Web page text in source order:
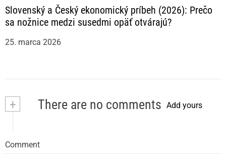
Slovenský a Český ekonomický príbeh (2026): Prečo
sa nožnice medzi susedmi opäť otvárajú?
25. marca 2026
+ There are no comments Add yours
Comment